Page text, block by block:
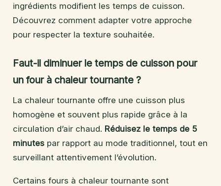
ingrédients modifient les temps de cuisson.
Découvrez comment adapter votre approche
pour respecter la texture souhaitée.
Faut-il diminuer le temps de cuisson pour
un four à chaleur tournante ?
La chaleur tournante offre une cuisson plus
homogène et souvent plus rapide grâce à la
circulation d’air chaud. Réduisez le temps de 5
minutes par rapport au mode traditionnel, tout en
surveillant attentivement l’évolution.
Certains fours à chaleur tournante sont